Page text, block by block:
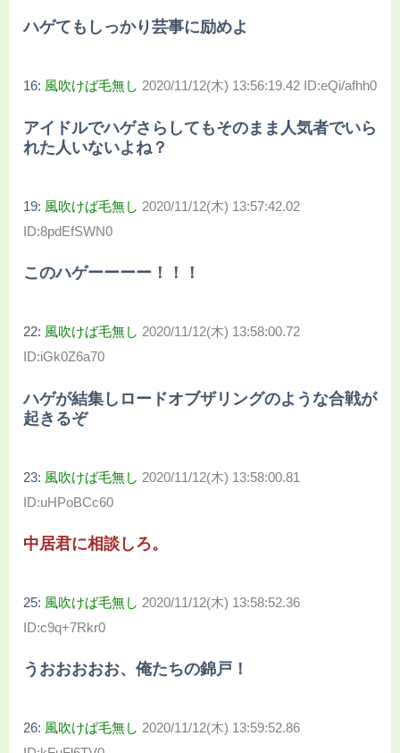
ハゲてもしっかり芸事に励めよ
16: 風吹けば毛無し 2020/11/12(木) 13:56:19.42 ID:eQi/afhh0
アイドルでハゲさらしてもそのまま人気者でいら
れた人いないよね？
19: 風吹けば毛無し 2020/11/12(木) 13:57:42.02
ID:8pdEfSWN0
このハゲーーーー！！！
22: 風吹けば毛無し 2020/11/12(木) 13:58:00.72
ID:iGk0Z6a70
ハゲが結集しロードオブザリングのような合戦が
起きるぞ
23: 風吹けば毛無し 2020/11/12(木) 13:58:00.81
ID:uHPoBCc60
中居君に相談しろ。
25: 風吹けば毛無し 2020/11/12(木) 13:58:52.36
ID:c9q+7Rkr0
うおおおおお、俺たちの錦戸！
26: 風吹けば毛無し 2020/11/12(木) 13:59:52.86